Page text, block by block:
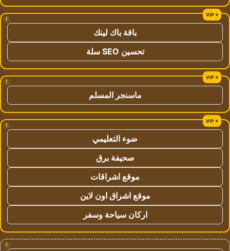
!
باقة باك لينك
تحسين SEO سلة
!
ماسنجر المسلم
!
ضوء التعليمي
صحيفة برق
موقع اشراقات
موقع اشراق اون لاين
اركان سياحة وسفر
!